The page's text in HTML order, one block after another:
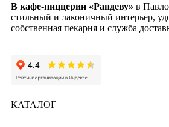
В кафе-пиццерии «Рандеву» в
стильный и лаконичный интерьер,
собственная пекарня и служба
КАТАЛОГ